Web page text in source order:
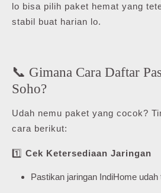
lo bisa pilih paket hemat yang
stabil buat harian lo.
📞 Gimana Cara Daftar
Soho?
Udah nemu paket yang cocok?
cara berikut:
1️⃣ Cek Ketersediaan Jaringan
Pastikan jaringan IndiHome udah